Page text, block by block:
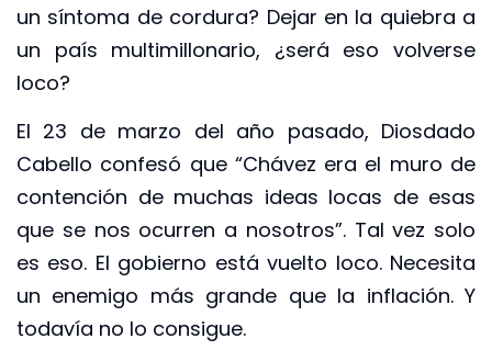
un síntoma de cordura? Dejar en la quiebra a
un país multimillonario, ¿será eso volverse
loco?
El 23 de marzo del año pasado, Diosdado
Cabello confesó que “Chávez era el muro de
contención de muchas ideas locas de esas
que se nos ocurren a nosotros”. Tal vez solo
es eso. El gobierno está vuelto loco. Necesita
un enemigo más grande que la inflación. Y
todavía no lo consigue.